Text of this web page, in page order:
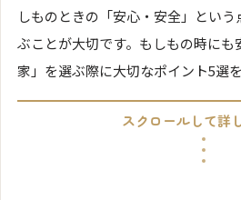
しものときの「安心・安全」とい
ぶことが大切です。もしもの時に
家」を選ぶ際に大切なポイント5選
スクロールして詳